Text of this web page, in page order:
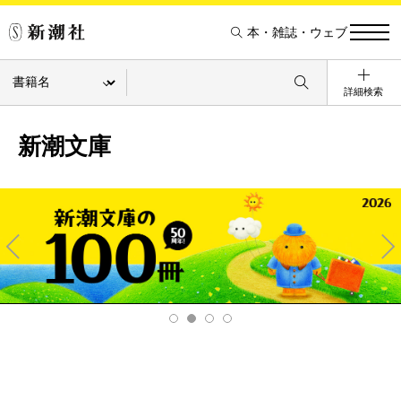
本・雑誌・ウェブ
詳細検索
新潮文庫
Pre
v
Ne
xt